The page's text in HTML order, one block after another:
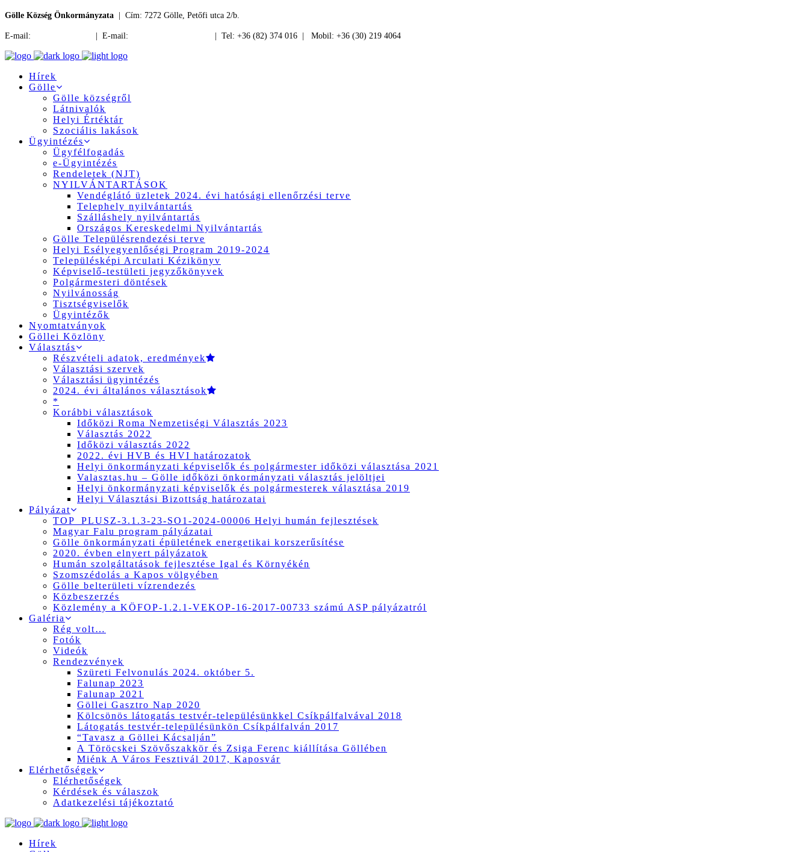
Gölle Község Önkormányzata | Cím: 7272 Gölle, Petőfi utca 2/b.
E-mail: | E-mail: | Tel: +36 (82) 374 016 | Mobil: +36 (30) 219 4064
Hírek
Gölle
Gölle községről
Látnivalók
Helyi Értéktár
Szociális lakások
Ügyintézés
Ügyfélfogadás
e-Ügyintézés
Rendeletek (NJT)
NYILVÁNTARTÁSOK
Vendéglátó üzletek 2024. évi hatósági ellenőrzési terve
Telephely nyilvántartás
Szálláshely nyilvántartás
Országos Kereskedelmi Nyilvántartás
Gölle Településrendezési terve
Helyi Esélyegyenlőségi Program 2019-2024
Településképi Arculati Kézikönyv
Képviselő-testületi jegyzőkönyvek
Polgármesteri döntések
Nyilvánosság
Tisztségviselők
Ügyintézők
Nyomtatványok
Göllei Közlöny
Választás
Részvételi adatok, eredmények
Választási szervek
Választási ügyintézés
2024. évi általános választások
*
Korábbi választások
Időközi Roma Nemzetiségi Választás 2023
Választás 2022
Időközi választás 2022
2022. évi HVB és HVI határozatok
Helyi önkormányzati képviselők és polgármester időközi választása 2021
Valasztas.hu – Gölle időközi önkormányzati választás jelöltjei
Helyi önkormányzati képviselők és polgármesterek választása 2019
Helyi Választási Bizottság határozatai
Pályázat
TOP_PLUSZ-3.1.3-23-SO1-2024-00006 Helyi humán fejlesztések
Magyar Falu program pályázatai
Gölle önkormányzati épületének energetikai korszerűsítése
2020. évben elnyert pályázatok
Humán szolgáltatások fejlesztése Igal és Környékén
Szomszédolás a Kapos völgyében
Gölle belterületi vízrendezés
Közbeszerzés
Közlemény a KÖFOP-1.2.1-VEKOP-16-2017-00733 számú ASP pályázatról
Galéria
Rég volt…
Fotók
Videók
Rendezvények
Szüreti Felvonulás 2024. október 5.
Falunap 2023
Falunap 2021
Göllei Gasztro Nap 2020
Kölcsönös látogatás testvér-településünkkel Csíkpálfalvával 2018
Látogatás testvér-településünkön Csíkpálfalván 2017
“Tavasz a Göllei Kácsalján”
A Töröcskei Szövőszakkör és Zsiga Ferenc kiállítása Göllében
Miénk A Város Fesztivál 2017, Kaposvár
Elérhetőségek
Elérhetőségek
Kérdések és válaszok
Adatkezelési tájékoztató
Hírek